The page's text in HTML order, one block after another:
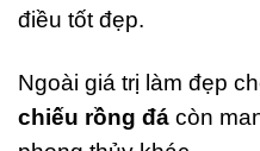
điều tốt đẹp.
Ngoài giá trị làm đẹp
chiếu rồng đá còn